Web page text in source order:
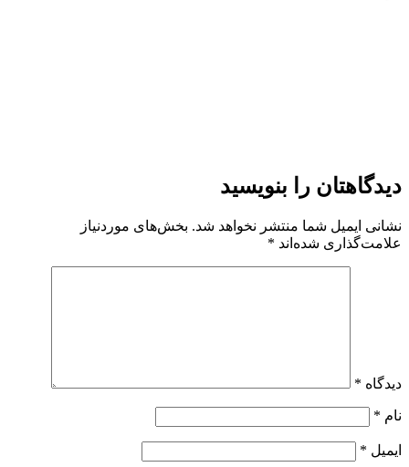
دیدگاهتان را بنویسید
نشانی ایمیل شما منتشر نخواهد شد. بخش‌های موردنیاز
علامت‌گذاری شده‌اند *
دیدگاه *
نام *
ایمیل *